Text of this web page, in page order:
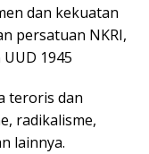
dan kekuatan
persatuan NKRI,
1945
teroris dan
radikalisme,
lainnya.